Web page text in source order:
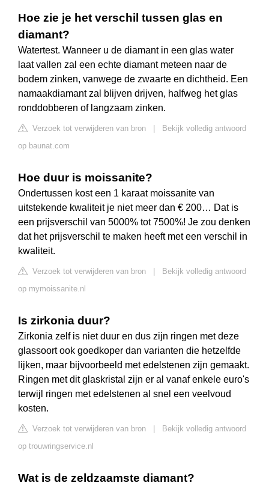
Hoe zie je het verschil tussen glas en
diamant?
Watertest. Wanneer u de diamant in een glas water
laat vallen zal een echte diamant meteen naar de
bodem zinken, vanwege de zwaarte en dichtheid. Een
namaakdiamant zal blijven drijven, halfweg het glas
ronddobberen of langzaam zinken.
Verzoek tot verwijderen van bron
Bekijk volledig antwoord
op baunat.com
Hoe duur is moissanite?
Ondertussen kost een 1 karaat moissanite van
uitstekende kwaliteit je niet meer dan € 200… Dat is
een prijsverschil van 5000% tot 7500%! Je zou denken
dat het prijsverschil te maken heeft met een verschil in
kwaliteit.
Verzoek tot verwijderen van bron
Bekijk volledig antwoord
op mymoissanite.nl
Is zirkonia duur?
Zirkonia zelf is niet duur en dus zijn ringen met deze
glassoort ook goedkoper dan varianten die hetzelfde
lijken, maar bijvoorbeeld met edelstenen zijn gemaakt.
Ringen met dit glaskristal zijn er al vanaf enkele euro's
terwijl ringen met edelstenen al snel een veelvoud
kosten.
Verzoek tot verwijderen van bron
Bekijk volledig antwoord
op trouwringservice.nl
Wat is de zeldzaamste diamant?